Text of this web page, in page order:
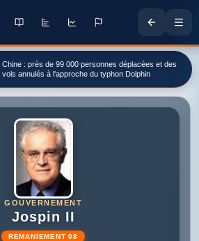
Chine : près de 99 000 personnes déplacées et des
vols annulés à l'approche du typhon Dolphin
GOUVERNEMENT
Jospin II
REMANIEMENT 08